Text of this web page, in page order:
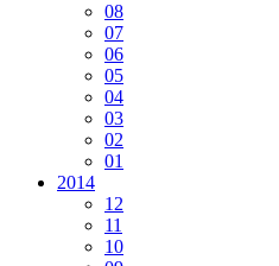
08
07
06
05
04
03
02
01
2014
12
11
10